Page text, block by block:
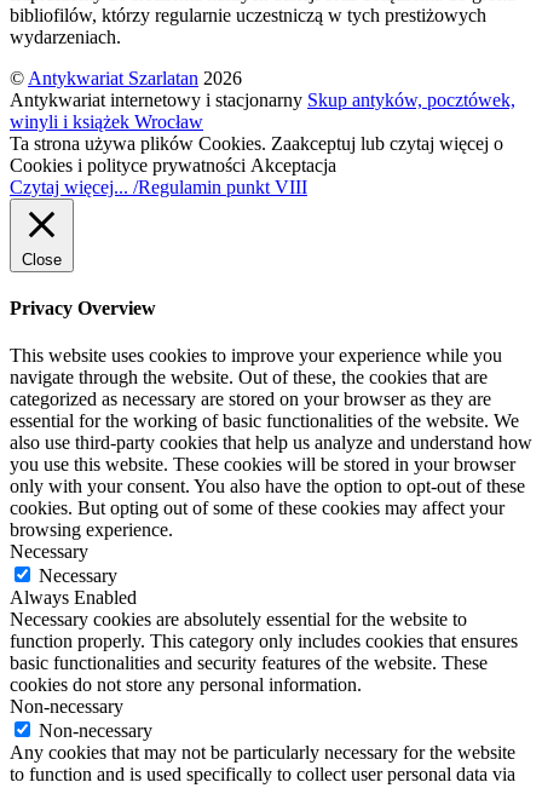
bibliofilów, którzy regularnie uczestniczą w tych prestiżowych
wydarzeniach.
© Antykwariat Szarlatan 2026
Antykwariat internetowy i stacjonarny Skup antyków, pocztówek,
winyli i książek Wrocław
Ta strona używa plików Cookies. Zaakceptuj lub czytaj więcej o
Cookies i polityce prywatności Akceptacja
Czytaj więcej... /Regulamin punkt VIII
Close
Privacy Overview
This website uses cookies to improve your experience while you
navigate through the website. Out of these, the cookies that are
categorized as necessary are stored on your browser as they are
essential for the working of basic functionalities of the website. We
also use third-party cookies that help us analyze and understand how
you use this website. These cookies will be stored in your browser
only with your consent. You also have the option to opt-out of these
cookies. But opting out of some of these cookies may affect your
browsing experience.
Necessary
Necessary
Always Enabled
Necessary cookies are absolutely essential for the website to
function properly. This category only includes cookies that ensures
basic functionalities and security features of the website. These
cookies do not store any personal information.
Non-necessary
Non-necessary
Any cookies that may not be particularly necessary for the website
to function and is used specifically to collect user personal data via